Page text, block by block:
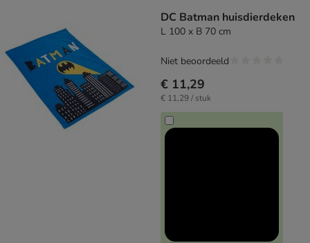
DC Batman huisdierdeken
L 100 x B 70 cm
€ 11,29
€ 11,29 / stuk
Niet beoordeeld